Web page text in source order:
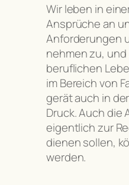
Wir leben in
Ansprüche an
Anforderungen
nehmen zu, und
beruflichen
im Bereich von
gerät auch in
Druck. Auch die
eigentlich zur
dienen sollen,
werden.